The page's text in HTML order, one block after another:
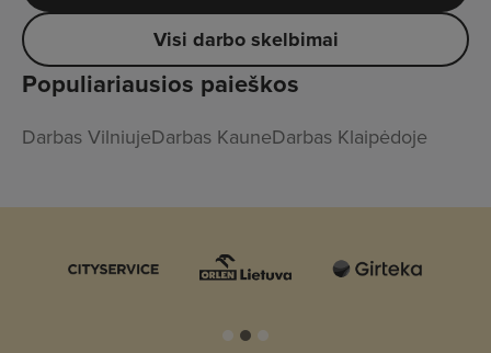
Visi darbo skelbimai
Populiariausios paieškos
Darbas VilniujeDarbas KauneDarbas Klaipėdoje